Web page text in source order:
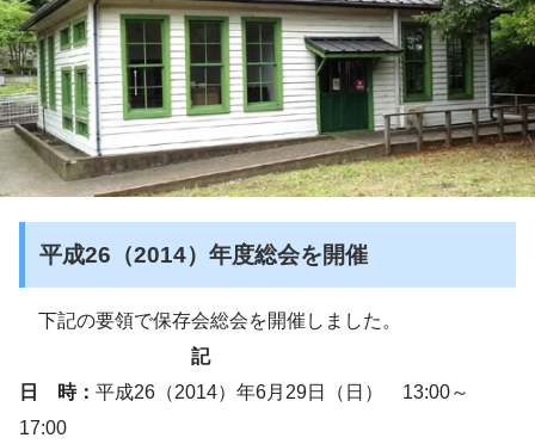
平成26（2014）年度総会を開催
下記の要領で保存会総会を開催しました。
記
日 時： 平成26（2014）年6月29日（日） 13:00～
17:00